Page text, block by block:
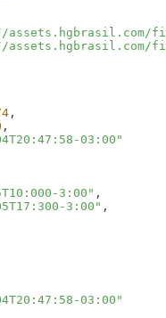
3:00"
3:00"